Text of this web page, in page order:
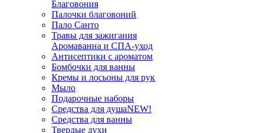
Благовония
Палочки благовоний
Пало Санто
Травы для зажигания
Аромаванна и СПА-уход
Антисептики с ароматом
Бомбочки для ванны
Кремы и лосьоны для рук
Мыло
Подарочные наборы
Средства для душаNEW!
Средства для ванны
Твердые духи